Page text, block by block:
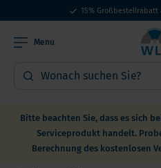
15%
Menu
Bitte beachten Sie, dass es sich
Serviceprodukt handelt.
Berechnung des kostenlosen